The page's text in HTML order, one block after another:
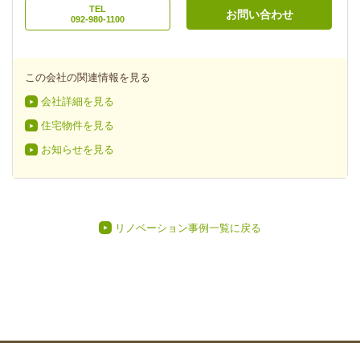
TEL
092-980-1100
お問い合わせ
この会社の関連情報を見る
会社詳細を見る
住宅物件を見る
お知らせを見る
リノベーション事例一覧に戻る